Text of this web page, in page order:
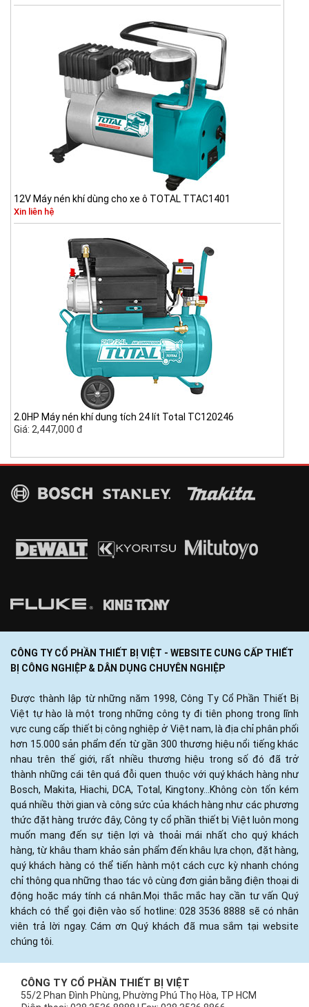
12V Máy nén khí dùng cho xe ô TOTAL TTAC1401
Xin liên hệ
2.0HP Máy nén khí dung tích 24 lít Total TC120246
Giá: 2,447,000 đ
CÔNG TY CỔ PHẦN THIẾT BỊ VIỆT - WEBSITE CUNG CẤP THIẾT
BỊ CÔNG NGHIỆP & DÂN DỤNG CHUYÊN NGHIỆP
Được thành lập từ những năm 1998, Công Ty Cổ Phần Thiết Bị
Việt tự hào là một trong những công ty đi tiên phong trong lĩnh
vực cung cấp thiết bị công nghiệp ở Việt nam, là địa chỉ phân phối
hơn 15.000 sản phẩm đến từ gần 300 thương hiệu nổi tiếng khác
nhau trên thế giới, rất nhiều thương hiệu trong số đó đã trở
thành những cái tên quá đỗi quen thuộc với quý khách hàng như
Bosch, Makita, Hiachi, DCA, Total, Kingtony...Không còn tốn kém
quá nhiều thời gian và công sức của khách hàng như các phương
thức đặt hàng trước đây, Công ty cổ phần thiết bị Việt luôn mong
muốn mang đến sự tiện lợi và thoải mái nhất cho quý khách
hàng, từ khâu tham khảo sản phẩm đến khâu lựa chọn, đặt hàng,
quý khách hàng có thể tiến hành một cách cực kỳ nhanh chóng
chỉ thông qua những thao tác vô cùng đơn giản bằng điện thoại di
động hoặc máy tính cá nhân.Mọi thắc mắc hay cần tư vấn Quý
khách có thể gọi điện vào số hotline: 028 3536 8888 sẽ có nhân
viên trả lời ngay. Cám ơn Quý khách đã mua sắm tại website
chúng tôi.
CÔNG TY CỔ PHẦN THIẾT BỊ VIỆT
55/2 Phan Đình Phùng, Phường Phú Thọ Hòa, TP HCM